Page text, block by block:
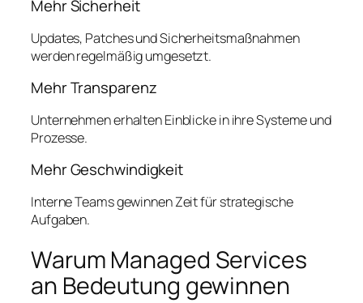
Mehr Sicherheit
Updates, Patches und Sicherheitsmaßnahmen
werden regelmäßig umgesetzt.
Mehr Transparenz
Unternehmen erhalten Einblicke in ihre Systeme und
Prozesse.
Mehr Geschwindigkeit
Interne Teams gewinnen Zeit für strategische
Aufgaben.
Warum Managed Services
an Bedeutung gewinnen